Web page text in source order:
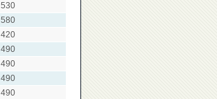
530
580
420
490
490
490
490